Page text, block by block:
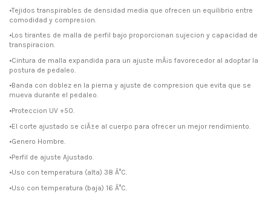
•Tejidos transpirables de densidad media que ofrecen un equilibrio entre
comodidad y compresion.
•Los tirantes de malla de perfil bajo proporcionan sujecion y capacidad de
transpiracion.
•Cintura de malla expandida para un ajuste mÃ¡s favorecedor al adoptar la
postura de pedaleo.
•Banda con doblez en la pierna y ajuste de compresion que evita que se
mueva durante el pedaleo.
•Proteccion UV +50.
•El corte ajustado se ciÃ±e al cuerpo para ofrecer un mejor rendimiento.
•Genero Hombre.
•Perfil de ajuste Ajustado.
•Uso con temperatura (alta) 38 Â°C.
•Uso con temperatura (baja) 16 Â°C.